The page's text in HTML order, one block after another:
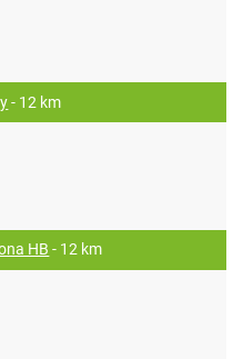
- 12 km
HB - 12 km